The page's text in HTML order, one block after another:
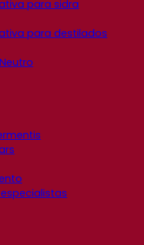
para sidra
para destilados